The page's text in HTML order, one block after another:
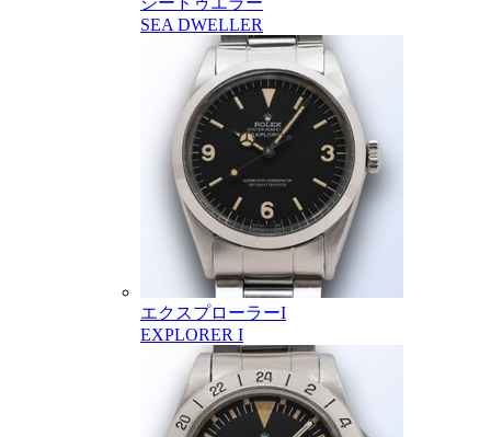
SEA DWELLER
エクスプローラーI
EXPLORER I